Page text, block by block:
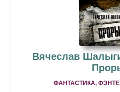
Вячеслав
ФАНТАСТИКА,